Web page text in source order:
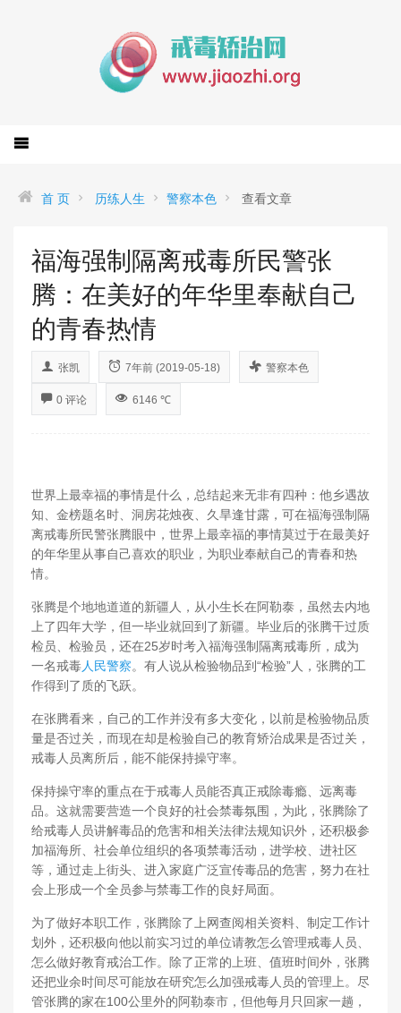
首 页 历练人生 警察本色 查看文章
福海强制隔离戒毒所民警张
腾：在美好的年华里奉献自己
的青春热情
张凯 7年前 (2019-05-18) 警察本色
0 评论 6146 ℃
世界上最幸福的事情是什么，总结起来无非有四种：他乡遇故
知、金榜题名时、洞房花烛夜、久旱逢甘露，可在福海强制隔
离戒毒所民警张腾眼中，世界上最幸福的事情莫过于在最美好
的年华里从事自己喜欢的职业，为职业奉献自己的青春和热
情。
张腾是个地地道道的新疆人，从小生长在阿勒泰，虽然去内地
上了四年大学，但一毕业就回到了新疆。毕业后的张腾干过质
检员、检验员，还在25岁时考入福海强制隔离戒毒所，成为
一名戒毒人民警察。有人说从检验物品到“检验”人，张腾的工
作得到了质的飞跃。
在张腾看来，自己的工作并没有多大变化，以前是检验物品质
量是否过关，而现在却是检验自己的教育矫治成果是否过关，
戒毒人员离所后，能不能保持操守率。
保持操守率的重点在于戒毒人员能否真正戒除毒瘾、远离毒
品。这就需要营造一个良好的社会禁毒氛围，为此，张腾除了
给戒毒人员讲解毒品的危害和相关法律法规知识外，还积极参
加福海所、社会单位组织的各项禁毒活动，进学校、进社区
等，通过走上街头、进入家庭广泛宣传毒品的危害，努力在社
会上形成一个全员参与禁毒工作的良好局面。
为了做好本职工作，张腾除了上网查阅相关资料、制定工作计
划外，还积极向他以前实习过的单位请教怎么管理戒毒人员、
怎么做好教育戒治工作。除了正常的上班、值班时间外，张腾
还把业余时间尽可能放在研究怎么加强戒毒人员的管理上。尽
管张腾的家在100公里外的阿勒泰市，但他每月只回家一趟，